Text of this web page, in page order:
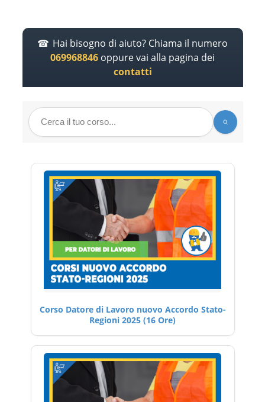
Hai bisogno di aiuto? Chiama il numero
069968846 oppure vai alla pagina dei
contatti
Corso Datore di Lavoro nuovo Accordo Stato-
Regioni 2025 (16 Ore)